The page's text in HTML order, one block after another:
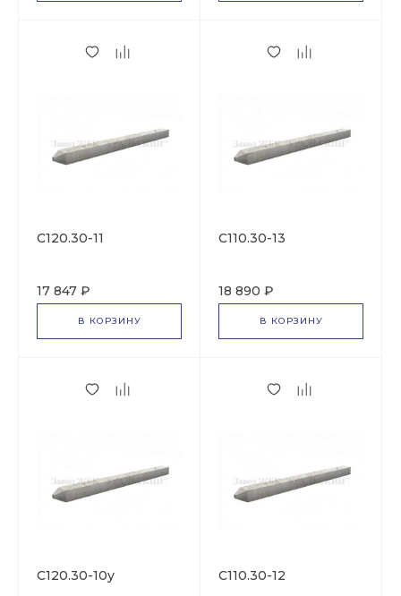
С120.30-11
17 847 ₽
В КОРЗИНУ
С110.30-13
18 890 ₽
В КОРЗИНУ
С120.30-10у С110.30-12